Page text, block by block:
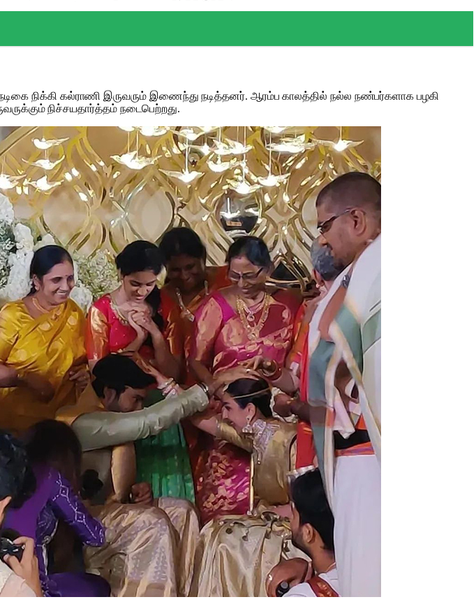
நிக்கி கல்ராணி இருவரும் இணைந்து நடித்தனர். ஆரம்ப காலத்தில் நல்ல நண்பர்களாக பழகி
நிச்சயதார்த்தம் நடைபெற்றது.